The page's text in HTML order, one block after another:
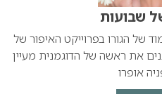
שבועות
של הגורו בפרוייקט האיפור של
את ראשה של הדוגמנית מעיין
אופרו